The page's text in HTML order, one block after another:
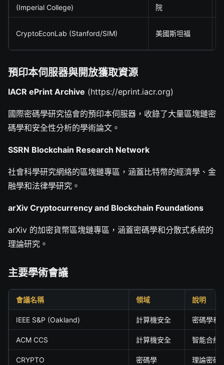
(Imperial College)
院
CryptoEconLab (Stanford/SIM) 美國斯坦福
預印本伺服器與開放獲取資源
IACR ePrint Archive (https://eprint.iacr.org)
國際密碼學研究協會的預印本伺服器，收錄了大量區塊鏈密
碼學和安全性分析的學術論文。
SSRN Blockchain Research Network
社會科學研究網絡的區塊鏈專區，涵蓋比特幣的經濟學、金
融學和法律學研究。
arXiv Cryptocurrency and Blockchain Foundations
arXiv 的加密貨幣區塊鏈專區，涵蓋密碼學和分散式系統的
理論研究。
主要學術會議
會議名稱 領域 說明
IEEE S&P (Oakland) 計算機安全 密碼學和
ACM CCS 計算機安全 智能合約
CRYPTO 密碼學 理論密碼